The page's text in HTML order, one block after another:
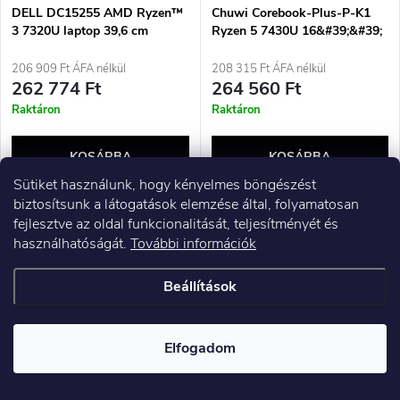
Sütiket használunk, hogy kényelmes böngészést
biztosítsunk a látogatások elemzése által, folyamatosan
fejlesztve az oldal funkcionalitását, teljesítményét és
használhatóságát. További információk
Beállítások
Elfogadom
DELL DC15255 AMD Ryzen™
3 7320U laptop 39,6 cm
LPDDR5-SDRAM 512 GB
SSD Wi-Fi 5 (802.11ac)
Windows 11 Pro Angol
Nemzetközi Fekete
206 909 Ft ÁFA nélkül
262 774 Ft
Raktáron
KOSÁRBA
Chuwi Corebook-Plus-P-K1
Ryzen 5 7430U 16&#39;&#39;
BT BLKB W11Pro
208 315 Ft ÁFA nélkül
264 560 Ft
Raktáron
KOSÁRBA